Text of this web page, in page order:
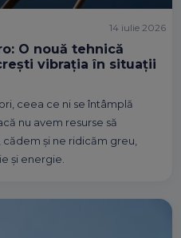
O nouă tehnică
vibrația în situații
ceea ce ni se întâmplă
nu avem resurse să
și ne ridicăm greu,
și energie.
14 iulie 2026